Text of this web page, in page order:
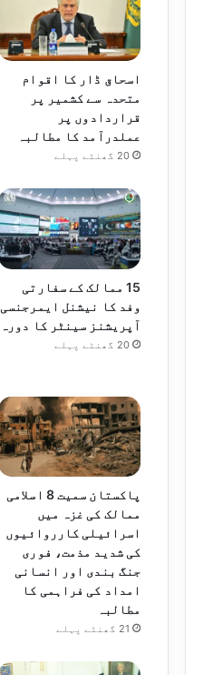
اسحاق ڈار کا اقوام
متحدہ سے کشمیر پر
قراردادوں پر
عملدرآمد کا مطالبہ
20 گھنٹے پہلے
15 ممالک کے سفارتی
وفد کا نیشنل ایمرجنسی
آپریشنز سینٹر کا دورہ
20 گھنٹے پہلے
پاکستان سمیت 8 اسلامی
ممالک کی غزہ میں
اسرائیلی کارروائیوں
کی شدید مذمت، فوری
جنگ بندی اور انسانی
امداد کی فراہمی کا
مطالبہ
21 گھنٹے پہلے